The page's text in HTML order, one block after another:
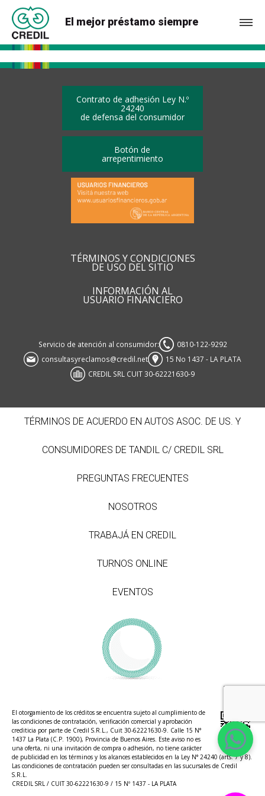
El mejor préstamo siempre
Contrato de adhesión Ley N.º
24240
de defensa del consumidor
Botón de
arrepentimiento
TÉRMINOS Y CONDICIONES
DE USO DEL SITIO
INFORMACIÓN AL
USUARIO FINANCIERO
Servicio de atención al consumidor:
0810-122-9292
consultasyreclamos@credil.net
15 No 1437 - LA PLATA
CREDIL SRL CUIT 30-62221630-9
TÉRMINOS DE ACUERDO EN AUTOS ASOC. DE US. Y
CONSUMIDORES DE TANDIL C/ CREDIL SRL
PREGUNTAS FRECUENTES
NOSOTROS
TRABAJÁ EN CREDIL
TURNOS ONLINE
EVENTOS
El otorgamiento de los créditos se encuentra sujeto al cumplimiento de
las condiciones de contratación, verificación comercial y aprobación
crediticia por parte de Credil S.R.L., Cuit 30-62221630-9. Calle 15 N°
1437 La Plata (C.P. 1900), Provincia de Buenos Aires. Este aviso no es
una oferta, ni una invitación de compra o adhesión, no tiene carácter
de publicidad en los términos y los alcances establecidos en la Ley N° 24240 (arts. 7 y 8).
Las condiciones de contratación pueden ser consultadas en las sucursales de Credil
S.R.L.
CREDIL SRL / CUIT 30-62221630-9 / 15 Nº 1437 - LA PLATA